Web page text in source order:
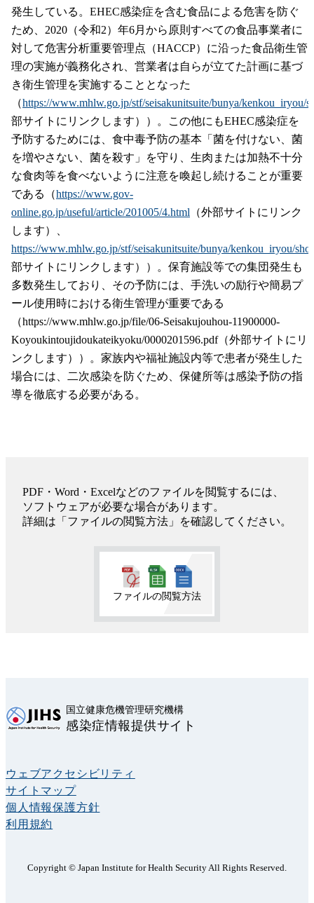
発生している。EHEC感染症を含む食品による危害を防ぐ
ため、2020（令和2）年6月から原則すべての食品事業者に
対して危害分析重要管理点（HACCP）に沿った食品衛生管
理の実施が義務化され、営業者は自らが立てた計画に基づ
き衛生管理を実施することとなった
（https://www.mhlw.go.jp/stf/seisakunitsuite/bunya/kenkou_iryou/
部サイトにリンクします））。この他にもEHEC感染症を
予防するためには、食中毒予防の基本「菌を付けない、菌
を増やさない、菌を殺す」を守り、生肉または加熱不十分
な食肉等を食べないように注意を喚起し続けることが重要
である（https://www.gov-
online.go.jp/useful/article/201005/4.html （外部サイトにリンク
します）、
https://www.mhlw.go.jp/stf/seisakunitsuite/bunya/kenkou_iryou/
部サイトにリンクします））。保育施設等での集団発生も
多数発生しており、その予防には、手洗いの励行や簡易プ
ール使用時における衛生管理が重要である
（https://www.mhlw.go.jp/file/06-Seisakujouhou-11900000-
Koyoukintoujidoukateikyoku/0000201596.pdf（外部サイトにリ
ンクします））。家族内や福祉施設内等で患者が発生した
場合には、二次感染を防ぐため、保健所等は感染予防の指
導を徹底する必要がある。
PDF・Word・Excelなどのファイルを閲覧するには、
ソフトウェアが必要な場合があります。
詳細は「ファイルの閲覧方法」を確認してください。
ファイルの閲覧方法
国立健康危機管理研究機構
感染症情報提供サイト
ウェブアクセシビリティ
サイトマップ
個人情報保護方針
利用規約
Copyright © Japan Institute for Health Security All Rights Reserved.